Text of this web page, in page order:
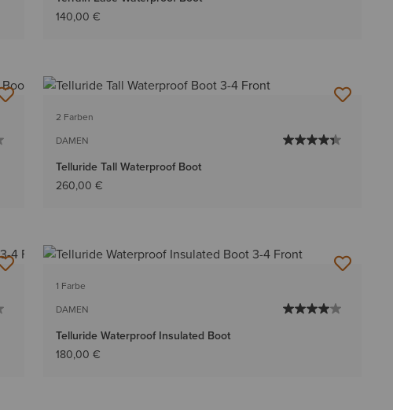
140,00 €
2 Farben
DAMEN
Telluride Tall Waterproof Boot
260,00 €
1 Farbe
DAMEN
Telluride Waterproof Insulated Boot
180,00 €